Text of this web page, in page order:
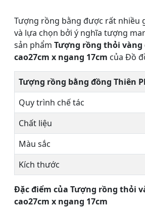
Tượng rồng bằng được rất nhiều
và lựa chọn bởi ý nghĩa tượng
sản phẩm Tượng rồng thỏi vàng
cao27cm x ngang 17cm của Đồ
Tượng rồng bằng đồng Thiên
Quy trình chế tác
Chất liệu
Màu sắc
Kích thước
Đặc điểm của Tượng rồng thỏi
cao27cm x ngang 17cm